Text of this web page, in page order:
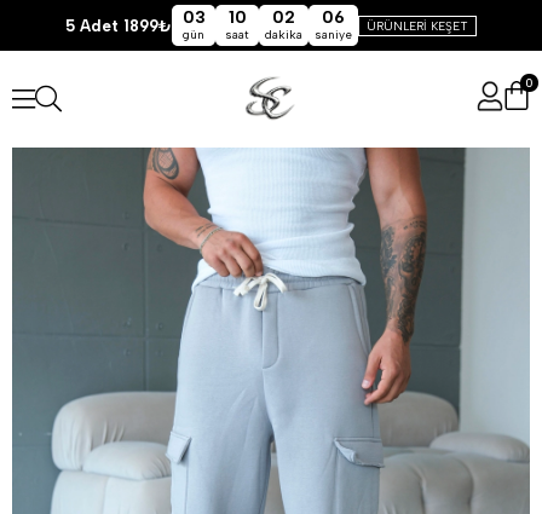
5 Adet 1899₺ 03
gün
10
saat
02
dakika
06
saniye
ÜRÜNLERİ KEŞET
0